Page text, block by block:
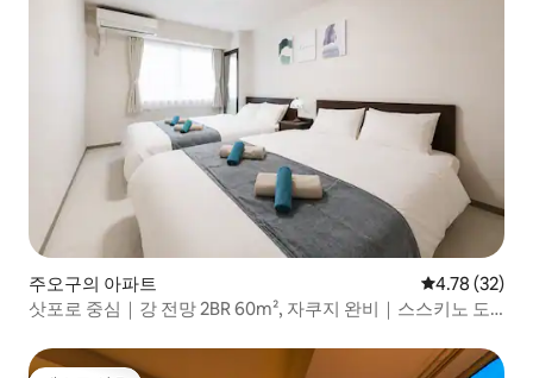
주오구의 아파트 평점 4.78점
4.78 (32)
삿포로 중심｜강 전망 2BR 60m², 자쿠지 완비｜스스키노 도